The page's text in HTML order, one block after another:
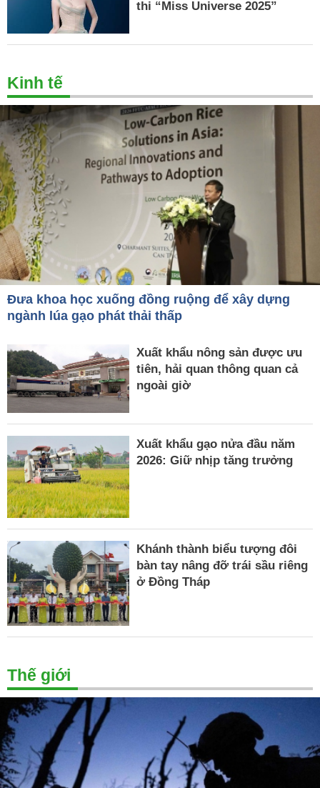
thi “Miss Universe 2025”
Kinh tế
Đưa khoa học xuống đồng ruộng để xây dựng
ngành lúa gạo phát thải thấp
Xuất khẩu nông sản được ưu
tiên, hải quan thông quan cả
ngoài giờ
Xuất khẩu gạo nửa đầu năm
2026: Giữ nhịp tăng trưởng
Khánh thành biểu tượng đôi
bàn tay nâng đỡ trái sầu riêng
ở Đồng Tháp
Thế giới